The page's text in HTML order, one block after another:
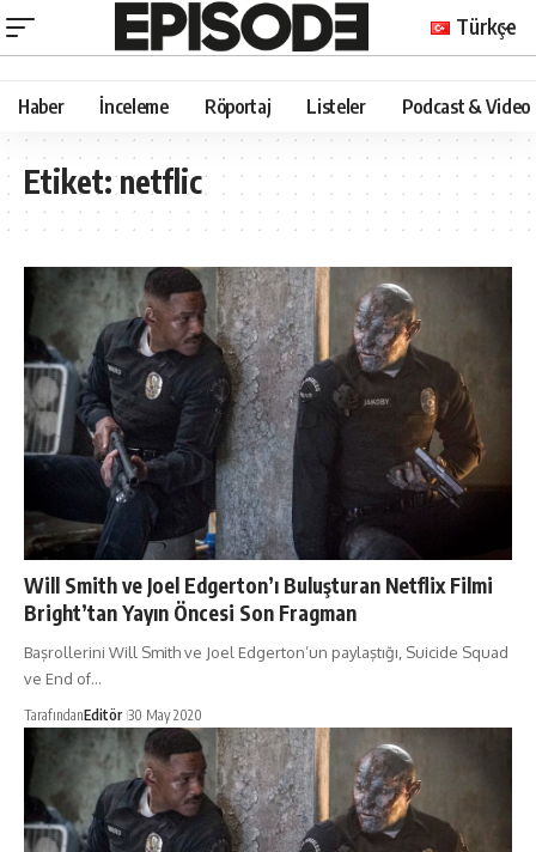
Türkçe
Haber İnceleme Röportaj Listeler Podcast & Video
Etiket:netflic
Will Smith ve Joel Edgerton’ı Buluşturan Netflix Filmi
Bright’tan Yayın Öncesi Son Fragman
Başrollerini Will Smith ve Joel Edgerton’un paylaştığı, Suicide Squad
ve End of…
TarafındanEditör 30 May 2020